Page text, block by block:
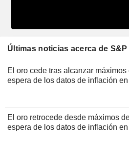
Últimas noticias acerca de S&P
El oro cede tras alcanzar
espera de los datos de inflación
El oro retrocede desde máximos
espera de los datos de inflación